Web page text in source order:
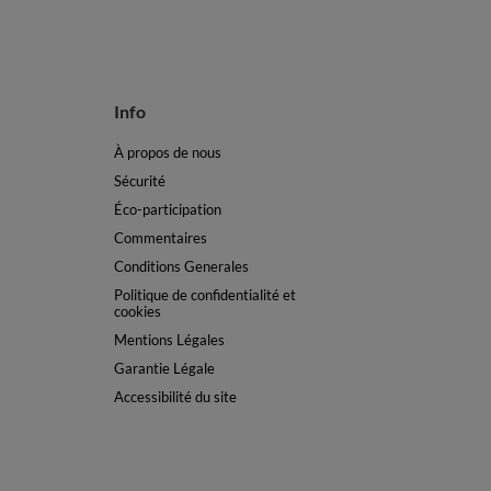
Info
À propos de nous
Sécurité
Éco-participation
Commentaires
Conditions Generales
Politique de confidentialité et
cookies
Mentions Légales
Garantie Légale
Accessibilité du site